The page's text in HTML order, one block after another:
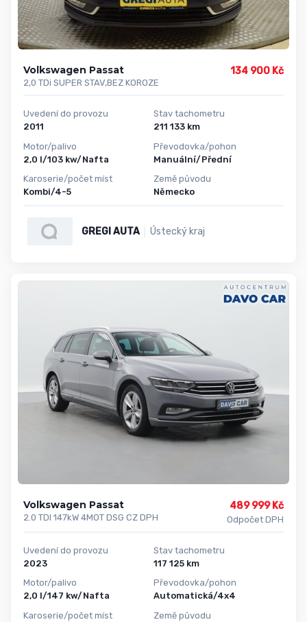
Volkswagen Passat
2,0 TDi SUPER STAV,BEZ KOROZE
134 900 Kč
Uvedení do provozu
2011
Motor/palivo
2,0 l/103 kw/Nafta
Karoserie/počet míst
Kombi/4-5
Stav tachometru
211 133 km
Převodovka/pohon
Manuální/Přední
Země původu
Německo
GREGI AUTA Ústecký kraj
Volkswagen Passat
2.0 TDI 147kW 4MOT DSG CZ DPH
489 999 Kč
Odpočet DPH
Uvedení do provozu
2023
Motor/palivo
2,0 l/147 kw/Nafta
Karoserie/počet míst
Stav tachometru
117 125 km
Převodovka/pohon
Automatická/4x4
Země původu